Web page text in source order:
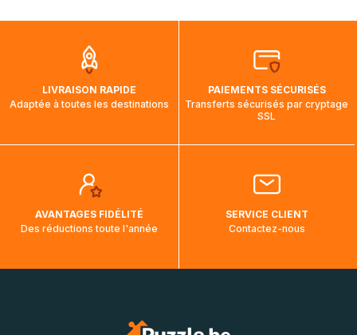
aura touché terre.
LIVRAISON RAPIDE
Adaptée à toutes les destinations
PAIEMENTS SÉCURISÉS
Transferts sécurisés par cryptage
SSL
AVANTAGES FIDÉLITÉ
Des réductions toute l'année
SERVICE CLIENT
Contactez-nous